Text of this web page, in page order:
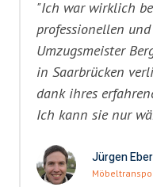
"Ich war wirklich
professionellen
Umzugsmeister
in Saarbrücken
dank ihres
Ich kann sie nur
Jürgen